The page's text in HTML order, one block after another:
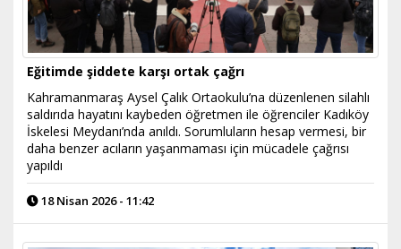
Eğitimde şiddete karşı ortak çağrı
Kahramanmaraş Aysel Çalık Ortaokulu’na düzenlenen silahlı
saldırıda hayatını kaybeden öğretmen ile öğrenciler Kadıköy
İskelesi Meydanı’nda anıldı. Sorumluların hesap vermesi, bir
daha benzer acıların yaşanmaması için mücadele çağrısı
yapıldı
18 Nisan 2026 - 11:42